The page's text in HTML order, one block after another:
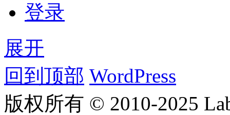
登录
展开
回到顶部 WordPress
版权所有 © 2010-2025